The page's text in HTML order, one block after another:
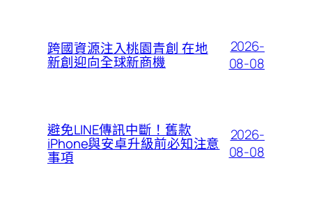
跨國資源注入桃園青創 在地
新創迎向全球新商機
2026-
08-08
避免LINE傳訊中斷！舊款
iPhone與安卓升級前必知注意
事項
2026-
08-08